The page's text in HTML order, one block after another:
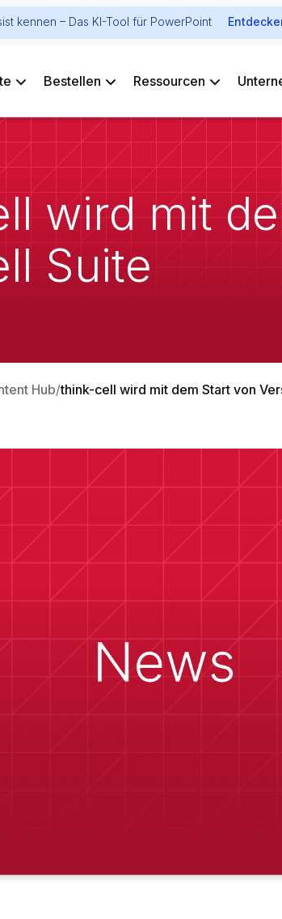
kennen – Das KI-Tool für PowerPoint
Bestellen Ressourcen
wird mit
Suite
Hub think-cell wird mit dem Start von